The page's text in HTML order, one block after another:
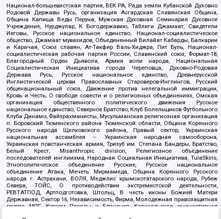
Национал-большевистская партия, ВЕК РА, Рада земли Кубанской Духовно
Родовой Державы Русь, организация Асгардская Славянская Община,
Община Капища Веды Перуна, Мужская Духовная Семинария Духовное
Учреждение, Нурджулар, К Богодержавию, Таблиги Джамаат, Свидетели
Иеговы, Русское национальное единство, Национал-социалистическое
общество, Джамаат мувахидов, Объединенный Вилайат Кабарды, Балкарии
и Карачая, Союз славян, Ат-Такфир Валь-Хиджра, Пит Буль, Национал-
социалистическая рабочая партия России, Славянский союз, Формат-18,
Благородный Орден Дьявола, Армия воли народа, Национальная
Социалистическая Инициатива города Череповца, Духовно-Родовая
Держава Русь, Русское национальное единство, Древнерусской
Инглистической церкви Православных Староверов-Инглингов, Русский
общенациональный союз, Движение против нелегальной иммиграции,
Кровь и Честь, О свободе совести и о религиозных объединениях, Омская
организация общественного политического движения Русское
национальное единство, Северное Братство, Клуб Болельщиков Футбольного
Клуба Динамо, Файзрахманисты, Мусульманская религиозная организация
п. Боровский Тюменского района Тюменской области, Община Коренного
Русского народа Щелковского района, Правый сектор, Украинская
национальная ассамблея – Украинская народная самооборона,
Украинская повстанческая армия, Тризуб им. Степана Бандеры, Братство,
Белый Крест, Misanthropic division, Религиозное объединение
последователей инглиизма, Народная Социальная Инициатива, TulaSkins,
Этнополитическое объединение Русские, Русское национальное
объединение Атака, Мечеть Мирмамеда, Община Коренного Русского
народа г. Астрахани, ВОЛЯ, Меджлис крымскотатарского народа, Рубеж
Севера, ТОЙС, О противодействии экстремистской деятельности,
РЕВТАТПОД, Артподготовка, Штольц, В честь иконы Божией Матери
Державная, Сектор 16, Независимость, Фирма, Молодежная правозащитная
группа МПГ, Курсом Правды и Единения, Каракольская инициативная